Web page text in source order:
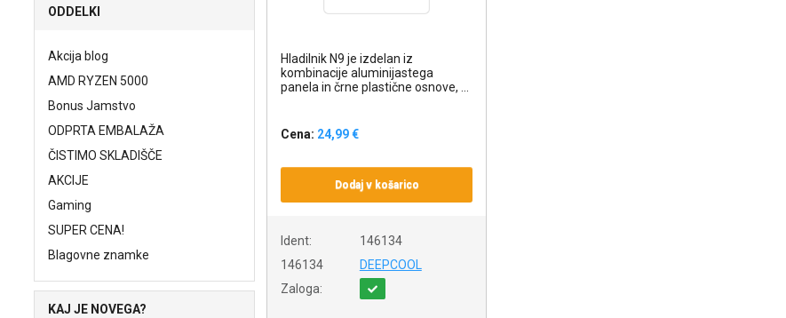
ODDELKI
Akcija blog
AMD RYZEN 5000
Bonus Jamstvo
ODPRTA EMBALAŽA
ČISTIMO SKLADIŠČE
AKCIJE
Gaming
SUPER CENA!
Blagovne znamke
KAJ JE NOVEGA?
Hladilnik N9 je izdelan iz
kombinacije aluminijastega
panela in črne plastične osnove, ...
Cena: 24,99 €
Dodaj v košarico
Ident:
146134
146134
DEEPCOOL
Zaloga: